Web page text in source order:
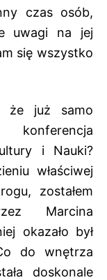
czas osób,
uwagi na jej
się wszystko
że już samo
i Nauki?
właściwej
zostałem
Marcina
okazało był
do wnętrza
doskonale